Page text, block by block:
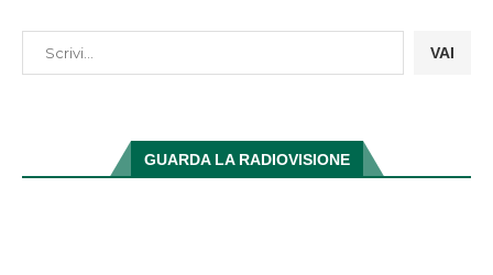
VAI
GUARDA LA RADIOVISIONE